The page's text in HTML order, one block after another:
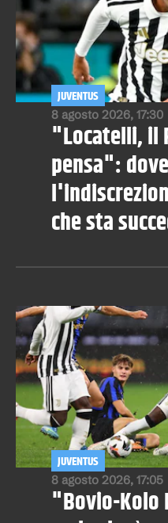
8 agosto 2026, 17:30
JUVENTUS
"Locatelli, il
pensa":
che sta
8 agosto 2026, 17:05
JUVENTUS
"Bovio-Kolo